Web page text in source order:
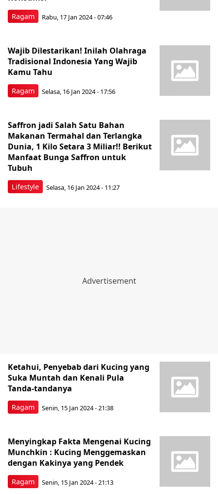
Ragam Rabu, 17 Jan 2024 - 07:46
Ragam
Wajib Dilestarikan! Inilah Olahraga
Tradisional Indonesia Yang Wajib
Kamu Tahu
Selasa, 16 Jan 2024 - 17:56
Lifestyle
Saffron jadi Salah Satu Bahan
Makanan Termahal dan Terlangka
Dunia, 1 Kilo Setara 3 Miliar!! Berikut
Manfaat Bunga Saffron untuk
Tubuh
Selasa, 16 Jan 2024 - 11:27
Ragam
Ketahui, Penyebab dari Kucing yang
Suka Muntah dan Kenali Pula
Tanda-tandanya
Senin, 15 Jan 2024 - 21:38
Ragam
Menyingkap Fakta Mengenai Kucing
Munchkin : Kucing Menggemaskan
dengan Kakinya yang Pendek
Senin, 15 Jan 2024 - 21:13